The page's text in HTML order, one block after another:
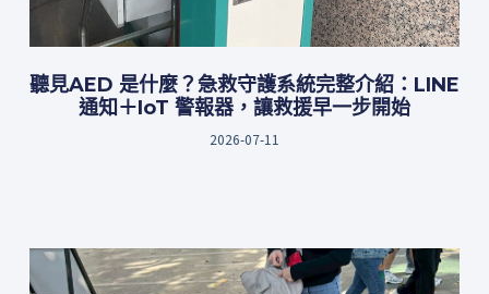
聽見AED 是什麼？急救守護系統完整介紹：LINE
通知＋IoT 警報器，讓救援早一步開始
2026-07-11